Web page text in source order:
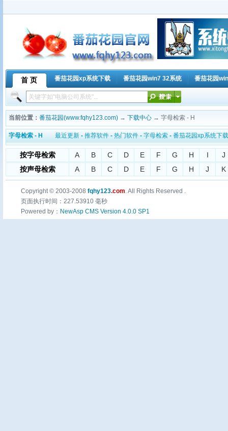
首 页 番茄花园xp系统下载 番茄花园win7 32系统 番茄花园
当前位置： 番茄花园(www.fqhy123.com) → 下载中心 → 字母检索 - H
字母检索 - H 最近更新 - 推荐软件 - 热门软件 - 字母检索 - 番茄花园xp系统下载
按字母检索 A B C D E F G H I
J
按声母检索
A B C D E F G H J K
Copyright © 2003-2008 fqhy123.com. All Rights Reserved .
页面执行时间：227.53910 毫秒
Powered by： NewAsp CMS Version 4.0.0 SP1